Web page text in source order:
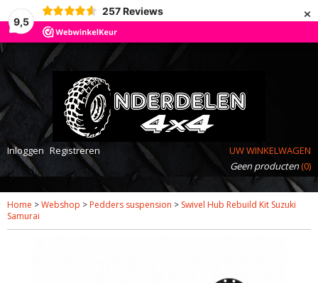
9,5
257 Reviews ×
Inloggen Registreren
UW WINKELWAGEN
Geen producten(0)
Home >Webshop > Pedders suspension > Swivel Hub Rebuild Kit Suzuki
Samurai